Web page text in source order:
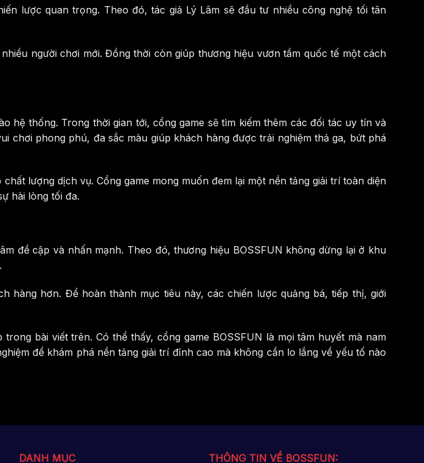
lược quan trọng. Theo đó, tác giả Lý Lâm sẽ đầu tư nhiều công nghệ tối tân
người chơi mới. Đồng thời còn giúp thương hiệu vươn tầm quốc tế một cách
hệ thống. Trong thời gian tới, cổng game sẽ tìm kiếm thêm các đối tác uy tín và
chơi phong phú, đa sắc màu giúp khách hàng được trải nghiệm thả ga, bứt phá
lượng dịch vụ. Cổng game mong muốn đem lại một nền tảng giải trí toàn diện
hài lòng tối đa.
đề cập và nhấn mạnh. Theo đó, thương hiệu BOSSFUN không dừng lại ở khu
hàng hơn. Để hoàn thành mục tiêu này, các chiến lược quảng bá, tiếp thị, giới
bài viết trên. Có thể thấy, cổng game BOSSFUN là mọi tâm huyết mà nam
để khám phá nền tảng giải trí đỉnh cao mà không cần lo lắng về yếu tố nào
DANH MỤC THÔNG TIN VỀ BOSSFUN: